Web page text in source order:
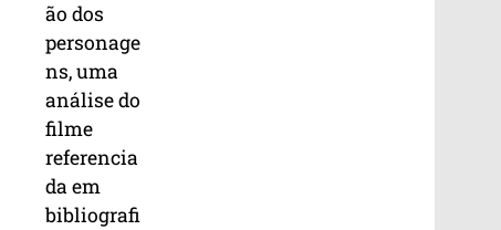
ão dos
personage
ns, uma
análise do
filme
referencia
da em
bibliografi